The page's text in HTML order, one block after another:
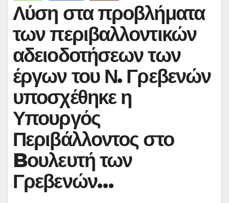
Λύση στα προβλήματα
των περιβαλλοντικών
αδειοδοτήσεων των
έργων του Ν. Γρεβενών
υποσχέθηκε η
Υπουργός
Περιβάλλοντος στο
Bουλευτή των
Γρεβενών…